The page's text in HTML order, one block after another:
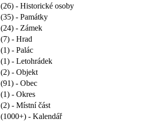
(26) - Historické osoby
(35) - Památky
(24) - Zámek
(7) - Hrad
(1) - Palác
(1) - Letohrádek
(2) - Objekt
(91) - Obec
(1) - Okres
(2) - Místní část
(1000+) - Kalendář